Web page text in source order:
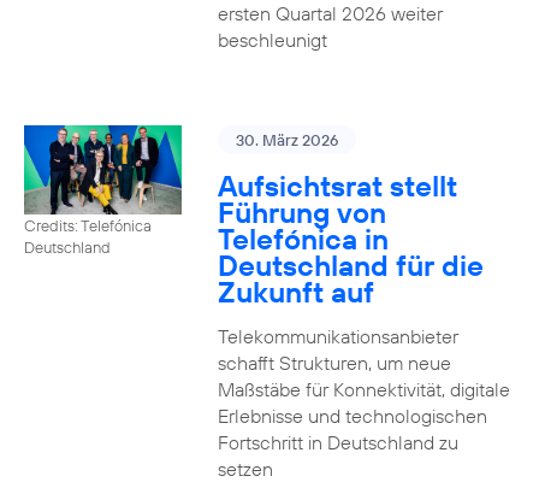
ersten Quartal 2026 weiter
beschleunigt
Credits: Telefónica
Deutschland
30. März 2026
Aufsichtsrat stellt
Führung von
Telefónica in
Deutschland für die
Zukunft auf
Telekommunikationsanbieter
schafft Strukturen, um neue
Maßstäbe für Konnektivität, digitale
Erlebnisse und technologischen
Fortschritt in Deutschland zu
setzen